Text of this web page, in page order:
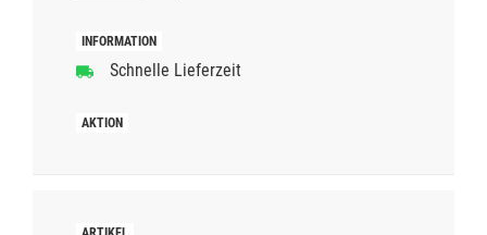
Schnelle Lieferzeit